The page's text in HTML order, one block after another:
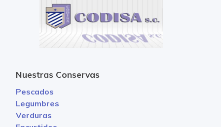
Nuestras Conservas
Pescados
Legumbres
Verduras